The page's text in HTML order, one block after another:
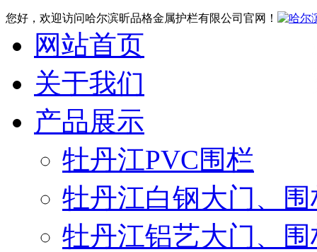
您好，欢迎访问哈尔滨昕品格金属护栏有限公司官网！
网站首页
关于我们
产品展示
牡丹江PVC围栏
牡丹江白钢大门、围
牡丹江铝艺大门、围